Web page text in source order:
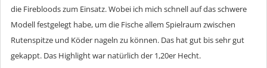
die Firebloods zum Einsatz. Wobei ich mich schnell auf das schwere
Modell festgelegt habe, um die Fische allem Spielraum zwischen
Rutenspitze und Köder nageln zu können. Das hat gut bis sehr gut
gekappt. Das Highlight war natürlich der 1,20er Hecht.